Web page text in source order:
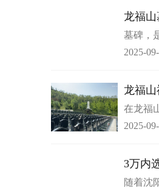
龙福
水秘辛
墓碑，
思念的
承” 的
里，墓
大师眼
而在龙
2025-
龙福
生命画
在龙福
—— 晚
幅饱含
2025-09-
3万内
选
随着沈